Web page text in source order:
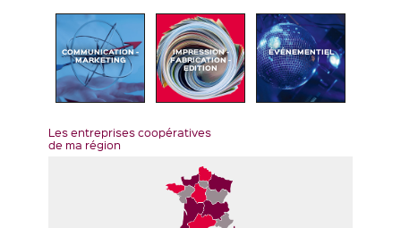
COMMUNICATION -
MARKETING
IMPRESSION -
FABRICATION -
EDITION
ÉVÉNEMENTIEL
Les entreprises coopératives
de ma région